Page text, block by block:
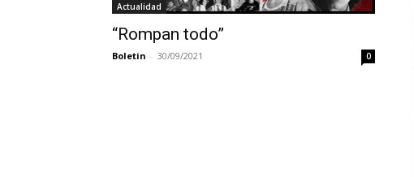
Actualidad
“Rompan todo”
Boletin - 30/09/2021 0